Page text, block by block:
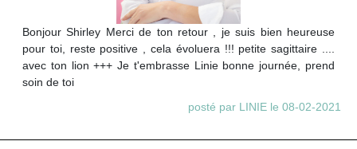
Bonjour Shirley Merci de ton retour , je suis bien heureuse
pour toi, reste positive , cela évoluera !!! petite sagittaire ....
avec ton lion +++ Je t'embrasse Linie bonne journée, prend
soin de toi
posté par LINIE le 08-02-2021